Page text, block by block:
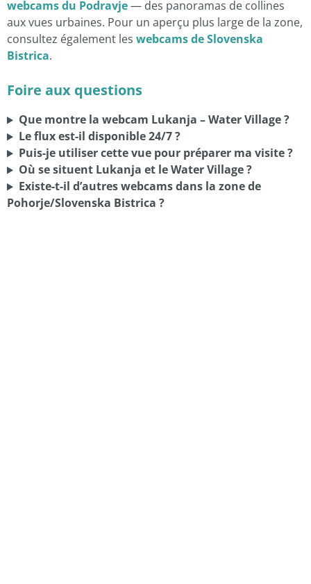
webcams du Podravje— des panoramas de collines
aux vues urbaines. Pour un aperçu plus large de la zone,
consultez également les webcams de Slovenska
Bistrica.
Foire aux questions
Que montre la webcam Lukanja – Water Village ?
Le flux est-il disponible 24/7 ?
Puis-je utiliser cette vue pour préparer ma visite ?
Où se situent Lukanja et le Water Village ?
Existe-t-il d’autres webcams dans la zone de
Pohorje/Slovenska Bistrica ?